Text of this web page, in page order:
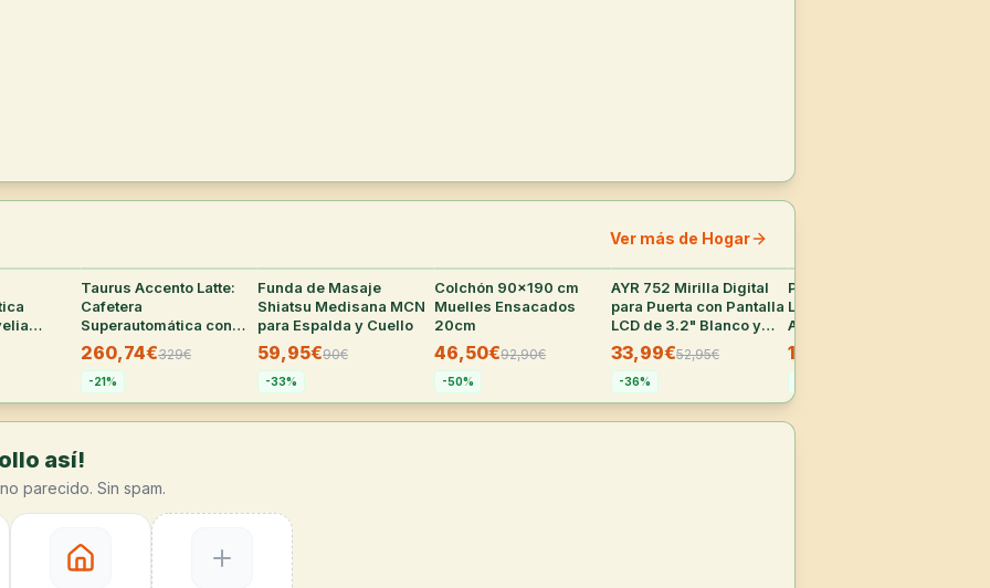
Ver más de Hogar
28
Taurus Accento Latte:
Cafetera
Superautomática con
Molinillo Integrado
260,74€329€
-21%
Funda de Masaje
Shiatsu Medisana MCN
para Espalda y Cuello
59,95€90€
-33%
24
Colchón 90x190 cm
Muelles Ensacados
20cm
46,50€92,90€
-50%
12°
AYR 752 Mirilla Digital
para Puerta con Pantalla
LCD de 3.2" Blanco y
Latón
33,99€52,95€
-36%
Pack 2x Detergente
Líquido Wipp Express
Antiolores 55 Lavados
15,29€
así!
parecido. Sin spam.